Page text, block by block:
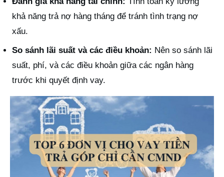
khả năng trả nợ hàng tháng để tránh tình trạng nợ
xấu.
So sánh lãi suất và các điều khoản: Nên so sánh lãi
suất, phí, và các điều khoản giữa các ngân hàng
trước khi quyết định vay.